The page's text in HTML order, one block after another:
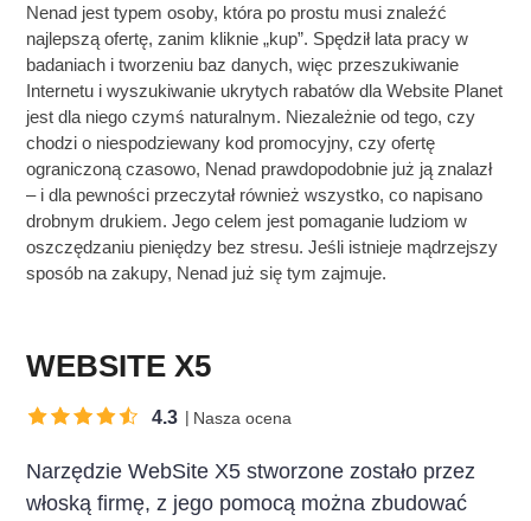
Nenad jest typem osoby, która po prostu musi znaleźć
najlepszą ofertę, zanim kliknie „kup”. Spędził lata pracy w
badaniach i tworzeniu baz danych, więc przeszukiwanie
Internetu i wyszukiwanie ukrytych rabatów dla Website Planet
jest dla niego czymś naturalnym. Niezależnie od tego, czy
chodzi o niespodziewany kod promocyjny, czy ofertę
ograniczoną czasowo, Nenad prawdopodobnie już ją znalazł
– i dla pewności przeczytał również wszystko, co napisano
drobnym drukiem. Jego celem jest pomaganie ludziom w
oszczędzaniu pieniędzy bez stresu. Jeśli istnieje mądrzejszy
sposób na zakupy, Nenad już się tym zajmuje.
WEBSITE X5
4.3 Nasza ocena
Narzędzie WebSite X5 stworzone zostało przez
włoską firmę, z jego pomocą można zbudować